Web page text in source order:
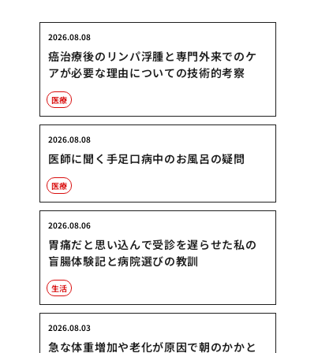
癌治療後のリンパ浮腫と専門外来でのケ
アが必要な理由についての技術的考察
2026.08.08
医療
医師に聞く手足口病中のお風呂の疑問
2026.08.08
医療
胃痛だと思い込んで受診を遅らせた私の
盲腸体験記と病院選びの教訓
2026.08.06
生活
急な体重増加や老化が原因で朝のかかと
2026.08.03